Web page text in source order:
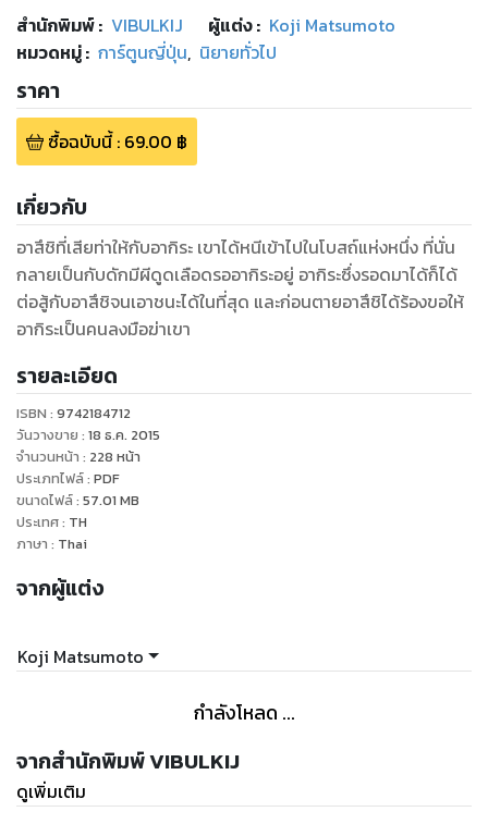
สำนักพิมพ์: VIBULKIJ ผู้แต่ง : Koji Matsumoto
หมวดหมู่: การ์ตูนญี่ปุ่น, นิยายทั่วไป
ราคา
ซื้อฉบับนี้: 69.00 ฿
เกี่ยวกับ
อาสึชิที่เสียท่าให้กับอากิระ เขาได้หนีเข้าไปในโบสถ์แห่งหนึ่ง ที่นั่น
กลายเป็นกับดักมีผีดูดเลือดรออากิระอยู่ อากิระซึ่งรอดมาได้ก็ได้
ต่อสู้กับอาสึชิจนเอาชนะได้ในที่สุด และก่อนตายอาสึชิได้ร้องขอให้
อากิระเป็นคนลงมือฆ่าเขา
รายละเอียด
ISBN : 9742184712
วันวางขาย : 18 ธ.ค. 2015
จำนวนหน้า : 228 หน้า
ประเภทไฟล์: PDF
ขนาดไฟล์: 57.01 MB
ประเทศ: TH
ภาษา : Thai
จากผู้แต่ง
Koji Matsumoto
กำลังโหลด ...
จากสำนักพิมพ์ VIBULKIJ
ดูเพิ่มเติม